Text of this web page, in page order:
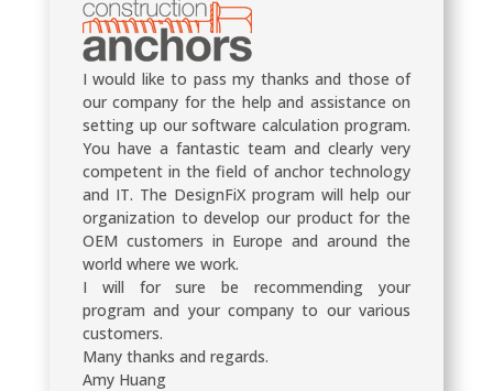
I would like to pass my thanks and those of
our company for the help and assistance on
setting up our software calculation program.
You have a fantastic team and clearly very
competent in the field of anchor technology
and IT. The DesignFiX program will help our
organization to develop our product for the
OEM customers in Europe and around the
world where we work.
I will for sure be recommending your
program and your company to our various
customers.
Many thanks and regards.
Amy Huang